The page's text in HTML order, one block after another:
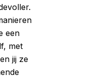
een
met
jij ze